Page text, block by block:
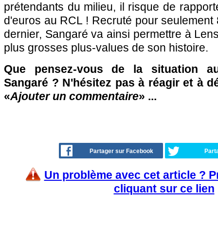
prétendants du milieu, il risque de
d'euros au RCL ! Recruté pour
dernier, Sangaré va ainsi permettre à
plus grosses plus-values de son histoire.
Que pensez-vous de la situation
Sangaré ? N'hésitez pas à réagir et à
«Ajouter un commentaire» ...
Partager sur Facebook
Un problème avec cet article ?
cliquant sur ce lien